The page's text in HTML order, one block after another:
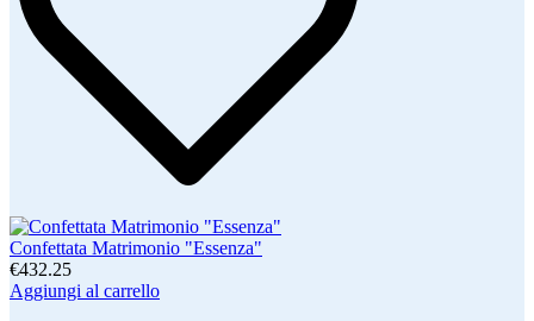
Confettata Matrimonio "Essenza"
€432.25
Aggiungi al carrello